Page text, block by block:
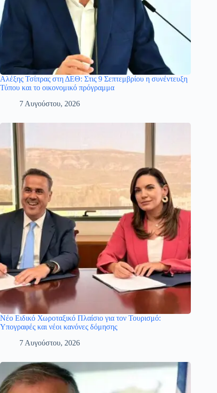
Αλέξης Τσίπρας στη ΔΕΘ: Στις 9 Σεπτεμβρίου η συνέντευξη
Τύπου και το οικονομικό πρόγραμμα
7 Αυγούστου, 2026
Νέο Ειδικό Χωροταξικό Πλαίσιο για τον Τουρισμό:
Υπογραφές και νέοι κανόνες δόμησης
7 Αυγούστου, 2026